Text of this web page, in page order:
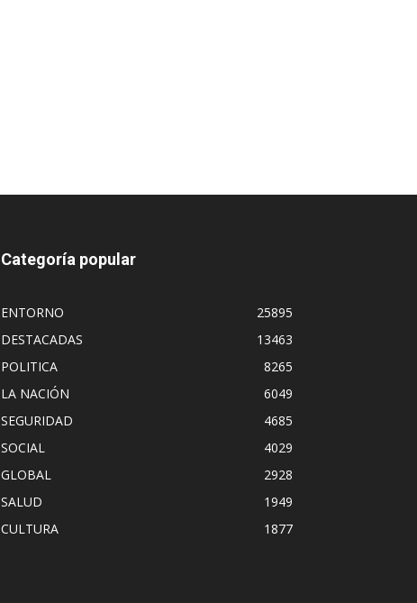
Categoría popular
ENTORNO
25895
DESTACADAS
13463
POLITICA
8265
LA NACIÓN
6049
SEGURIDAD
4685
SOCIAL
4029
GLOBAL
2928
SALUD
1949
CULTURA
1877